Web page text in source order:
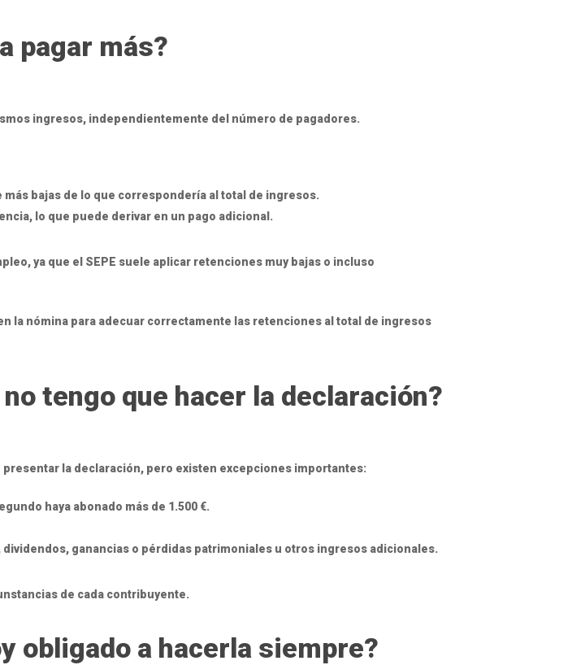
pagar más?
ingresos, independientemente del número de pagadores.
bajas de lo que correspondería al total de ingresos.
lo que puede derivar en un pago adicional.
ya que el SEPE suele aplicar retenciones muy bajas o incluso
la nómina para adecuar correctamente las retenciones al total de ingresos
tengo que hacer la declaración?
presentar la declaración, pero existen excepciones importantes:
haya abonado más de 1.500 €.
ganancias o pérdidas patrimoniales u otros ingresos adicionales.
de cada contribuyente.
obligado a hacerla siempre?